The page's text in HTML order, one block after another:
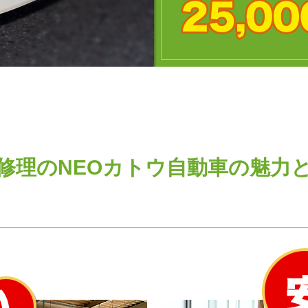
理のNEOカトウ自動車の魅力